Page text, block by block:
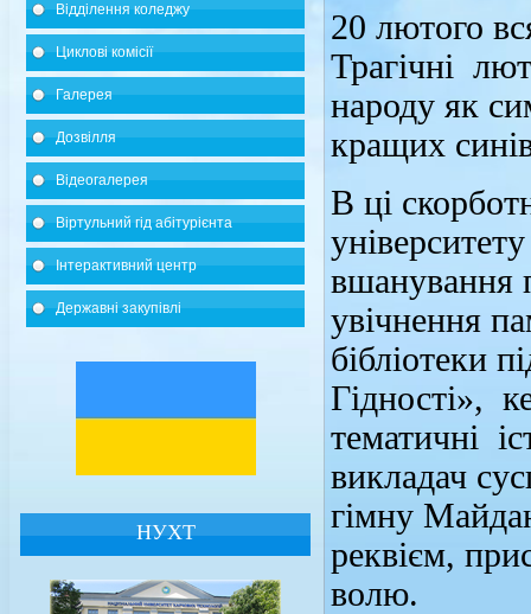
Відділення коледжу
Циклові комісії
Галерея
Дозвілля
Відеогалерея
Віртульний гід абітурієнта
Інтерактивний центр
Державні закупівлі
НУХТ
20 лютого
Трагічні
народу як
кращих
В ці
вшанування
увічнення
бібліотеки
Гідності»,
тематичні
викладач
гімну
реквієм,
волю.